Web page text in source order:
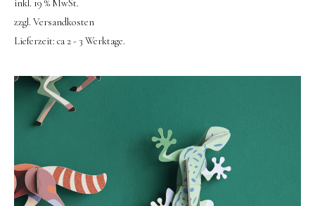
inkl. 19 % MwSt.
zzgl. Versandkosten
Lieferzeit: ca 2 - 3 Werktage.